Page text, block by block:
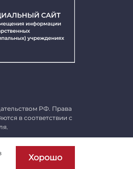
РФ. Права
в соответствии с
соглашение
Хорошо